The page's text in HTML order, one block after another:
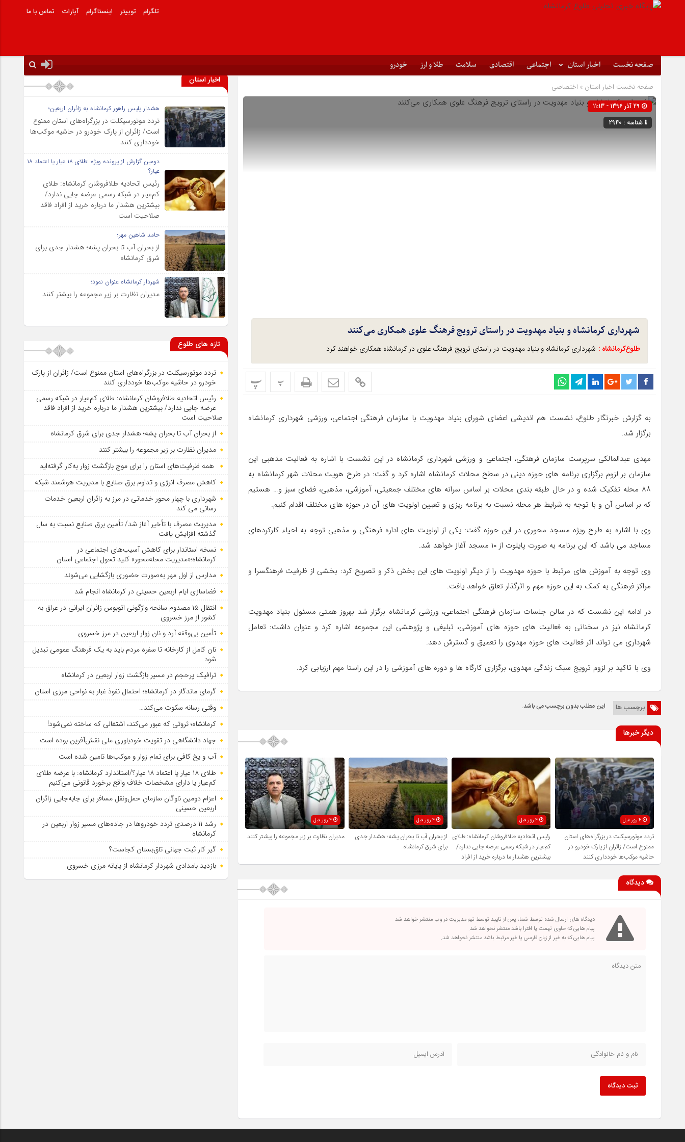
تلگرام توییتر اینستاگرام آپارات تماس با ما
صفحه نخست اخبار استان اجتماعی اقتصادی سلامت طلا و ارز خودرو
صفحه نخست اخبار استان » اختصاصی
شناسه : 2940
شهرداری کرمانشاه و بنیاد مهدویت در راستای ترویج فرهنگ علوی همکاری می‌کنند
طلوع‌‌کرمانشاه : شهرداری کرمانشاه و بنیاد مهدویت در راستای ترویج فرهنگ علوی در کرمانشاه همکاری خواهند کرد.
پ پ
به گزارش خبرنگار طلوع، نشست هم اندیشی اعضای شورای بنیاد مهدویت با سازمان فرهنگی اجتماعی، ورزشی شهرداری کرمانشاه
برگزار شد.
مهدی عبدالمالکی سرپرست سازمان فرهنگی، اجتماعی و ورزشی شهرداری کرمانشاه در این نشست با اشاره به فعالیت مذهبی این
سازمان بر لزوم برگزاری برنامه های حوزه دینی در سطح محلات کرمانشاه اشاره کرد و گفت: در طرح هویت محلات شهر کرمانشاه به
۸۸ محله تفکیک شده و در حال طبقه بندی محلات بر اساس سرانه های مختلف جمعیتی، آموزشی، مذهبی، فضای سبز و… هستیم
که بر اساس آن و با توجه به شرایط هر محله نسبت به برنامه ریزی و تعیین اولویت های آن در حوزه های مختلف اقدام کنیم.
وی با اشاره به طرح ویژه مسجد محوری در این حوزه گفت: یکی از اولویت های اداره فرهنگی و مذهبی توجه به احیاء کارکردهای
مساجد می باشد که این برنامه به صورت پایلوت از ۱۰ مسجد آغاز خواهد شد.
وی توجه به آموزش های مرتبط با حوزه مهدویت را از دیگر اولویت های این بخش ذکر و تصریح کرد: بخشی از ظرفیت فرهنگسرا و
مراکز فرهنگی به کمک به این حوزه مهم و اثرگذار تعلق خواهد یافت.
در ادامه این نشست که در سالن جلسات سازمان فرهنگی اجتماعی، ورزشی کرمانشاه برگزار شد بهروز همتی مسئول بنیاد مهدویت
کرمانشاه نیز در سخنانی به فعالیت های حوزه های آموزشی، تبلیغی و پژوهشی این مجموعه اشاره کرد و عنوان داشت: تعامل
شهرداری می تواند اثر فعالیت های حوزه مهدوی را تعمیق و گسترش دهد.
وی با تاکید بر لزوم ترویج سبک زندگی مهدوی، برگزاری کارگاه ها و دوره های آموزشی را در این راستا مهم ارزیابی کرد.
برچسب ها این مطلب بدون برچسب می باشد.
دیگر خبرها
4 روز قبل
تردد موتورسیکلت در بزرگراه‌های استان
ممنوع است/ زائران از پارک خودرو در
حاشیه موکب‌ها خودداری کنند
4 روز قبل
رئیس اتحادیه طلافروشان کرمانشاه: طلای
کم‌عیار در شبکه رسمی عرضه جایی ندارد/
بیشترین هشدار ما درباره خرید از افراد
فاقد صلاحیت است
4 روز قبل
از بحران آب تا بحران پشه؛ هشدار جدی
برای شرق کرمانشاه
4 روز قبل
مدیران نظارت بر زیر مجموعه را بیشتر کنند
دیدگاه
دیدگاه های ارسال شده توسط شما، پس از تایید توسط تیم مدیریت در وب منتشر خواهد شد.
پیام هایی که حاوی تهمت یا افترا باشد منتشر نخواهد شد.
پیام هایی که به غیر از زبان فارسی یا غیر مرتبط باشد منتشر نخواهد شد.
ثبت دیدگاه
اخبار استان
هشدار پلیس راهور کرمانشاه به زائران اربعین؛
تردد موتورسیکلت در بزرگراه‌های استان ممنوع
است/ زائران از پارک خودرو در حاشیه موکب‌ها
خودداری کنند
دومین گزارش از پرونده ویژه :طلای ۱۸ عیار یا اعتماد ۱۸
عیار؟
رئیس اتحادیه طلافروشان کرمانشاه: طلای
کم‌عیار در شبکه رسمی عرضه جایی ندارد/
بیشترین هشدار ما درباره خرید از افراد فاقد
صلاحیت است
حامد شاهین مهر؛
از بحران آب تا بحران پشه؛ هشدار جدی برای
شرق کرمانشاه
شهردار کرمانشاه عنوان نمود؛
مدیران نظارت بر زیر مجموعه را بیشتر کنند
تازه های طلوع
تردد موتورسیکلت در بزرگراه‌های استان ممنوع است/ زائران از پارک
خودرو در حاشیه موکب‌ها خودداری کنند
رئیس اتحادیه طلافروشان کرمانشاه: طلای کم‌عیار در شبکه رسمی
عرضه جایی ندارد/ بیشترین هشدار ما درباره خرید از افراد فاقد
صلاحیت است
از بحران آب تا بحران پشه؛ هشدار جدی برای شرق کرمانشاه
مدیران نظارت بر زیر مجموعه را بیشتر کنند
همه ظرفیت‌های استان را برای موج بازگشت زوار به‌کار گرفته‌ایم
کاهش مصرف انرژی و تداوم برق صنایع با مدیریت هوشمند شبکه
شهرداری با چهار محور خدماتی در مرز به زائران اربعین خدمات
رسانی می کند
مدیریت مصرف با تأخیر آغاز شد/ تأمین برق صنایع نسبت به سال
گذشته افزایش یافت
نسخه استاندار برای کاهش آسیب‌های اجتماعی در
کرمانشاه؛«مدیریت محله‌محور» کلید تحول اجتماعی استان
مدارس از اول مهر به‌صورت حضوری بازگشایی می‌شوند
فضاسازی ایام اربعین حسینی در کرمانشاه انجام شد
انتقال ۱۵ مصدوم سانحه واژگونی اتوبوس زائران ایرانی در عراق به
کشور از مرز خسروی
تأمین بی‌وقفه آرد و نان زوار اربعین در مرز خسروی
نان کامل از کارخانه تا سفره مردم باید به یک فرهنگ عمومی تبدیل
شود
ترافیک پرحجم در مسیر بازگشت زوار اربعین در کرمانشاه
گرمای ماندگار در کرمانشاه؛ احتمال نفوذ غبار به نواحی مرزی استان
وقتی رسانه سکوت می‌کند…
کرمانشاه؛ ثروتی که عبور می‌کند، اشتغالی که ساخته نمی‌شود!
جهاد دانشگاهی در تقویت خودباوری ملی نقش‌آفرین بوده است
آب و یخ کافی برای تمام زوار و موکب‌ها تامین شده است
طلای ۱۸ عیار یا اعتماد ۱۸ عیار؟/استاندارد کرمانشاه: با عرضه طلای
کم‌عیار یا دارای مشخصات خلاف واقع برخورد قانونی می‌کنیم
اعزام دومین ناوگان سازمان حمل‌ونقل مسافر برای جابه‌جایی زائران
اربعین حسینی
رشد ۱۱ درصدی تردد خودروها در جاده‌های مسیر زوار اربعین در
کرمانشاه
گیر کار ثبت جهانی تاق‌بستان کجاست؟
بازدید بامدادی شهردار کرمانشاه از پایانه مرزی خسروی